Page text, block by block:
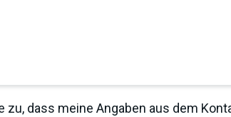
zu, dass meine Angaben aus dem